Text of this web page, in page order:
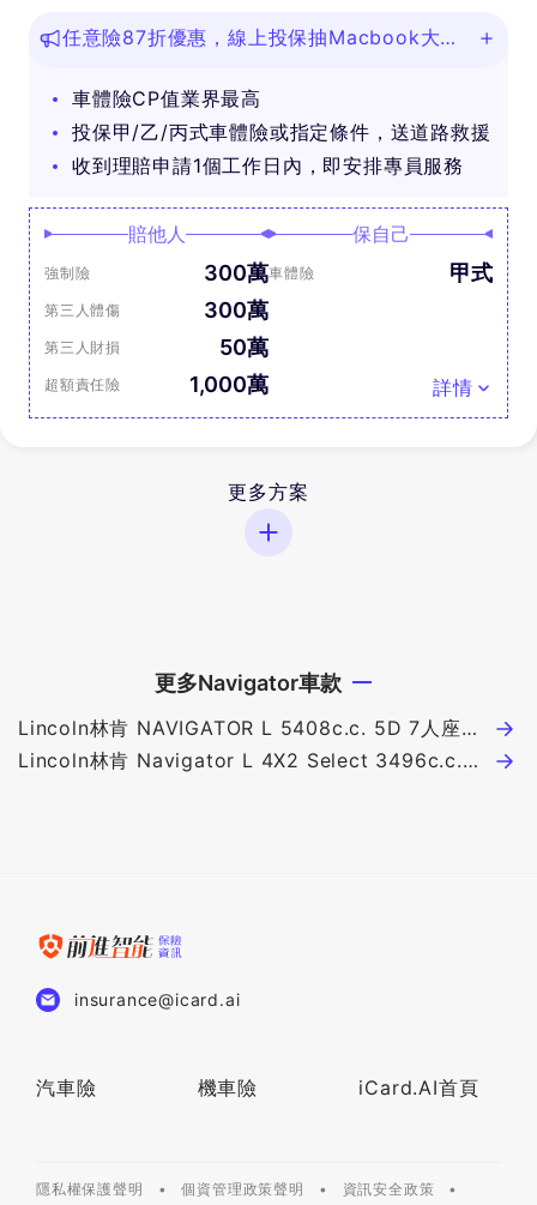
任意險87折優惠，線上投保抽Macbook大
車體險CP值業界最高
投保甲/乙/丙式車體險或指定條件，送道路救援
收到理賠申請1個工作日內，即安排專員服務
賠他人
強制險 300萬
第三人體傷 300萬
第三人財損 50萬
超額責任險 1,000萬
保自己
車體險 甲式
詳情
更多方案
更多Navigator車款
Lincoln林肯 NAVIGATOR L 5408c.c. 5D 7人座
390萬
Lincoln林肯 Navigator L 4X2 Select 3496c.c.
insurance@icard.ai
汽車險 機車險 iCard.AI首頁
隱私權保護聲明 個資管理政策聲明
資訊安全政策